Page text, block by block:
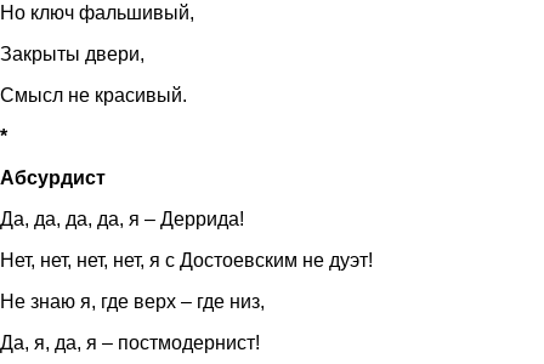
Но ключ фальшивый,
Закрыты двери,
Смысл не красивый.
*
Абсурдист
Да, да, да, да, я – Деррида!
Нет, нет, нет, нет, я с Достоевским не дуэт!
Не знаю я, где верх – где низ,
Да, я, да, я – постмодернист!